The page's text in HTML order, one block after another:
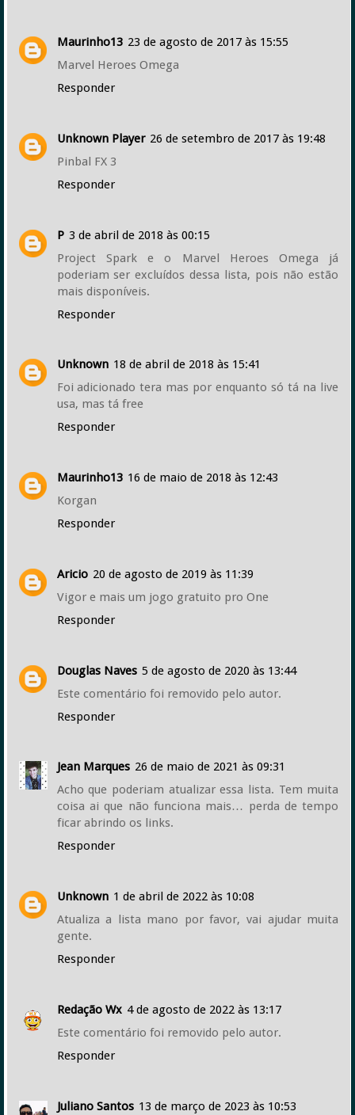
Maurinho13 23 de agosto de 2017 às 15:55
Marvel Heroes Omega
Responder
Unknown Player 26 de setembro de 2017 às 19:48
Pinbal FX 3
Responder
P 3 de abril de 2018 às 00:15
Project Spark e o Marvel Heroes Omega já
poderiam ser excluídos dessa lista, pois não estão
mais disponíveis.
Responder
Unknown 18 de abril de 2018 às 15:41
Foi adicionado tera mas por enquanto só tá na live
usa, mas tá free
Responder
Maurinho13 16 de maio de 2018 às 12:43
Korgan
Responder
Aricio 20 de agosto de 2019 às 11:39
Vigor e mais um jogo gratuito pro One
Responder
Douglas Naves 5 de agosto de 2020 às 13:44
Este comentário foi removido pelo autor.
Responder
Jean Marques 26 de maio de 2021 às 09:31
Acho que poderiam atualizar essa lista. Tem muita
coisa ai que não funciona mais… perda de tempo
ficar abrindo os links.
Responder
Unknown 1 de abril de 2022 às 10:08
Atualiza a lista mano por favor, vai ajudar muita
gente.
Responder
Redação Wx 4 de agosto de 2022 às 13:17
Este comentário foi removido pelo autor.
Responder
Juliano Santos 13 de março de 2023 às 10:53